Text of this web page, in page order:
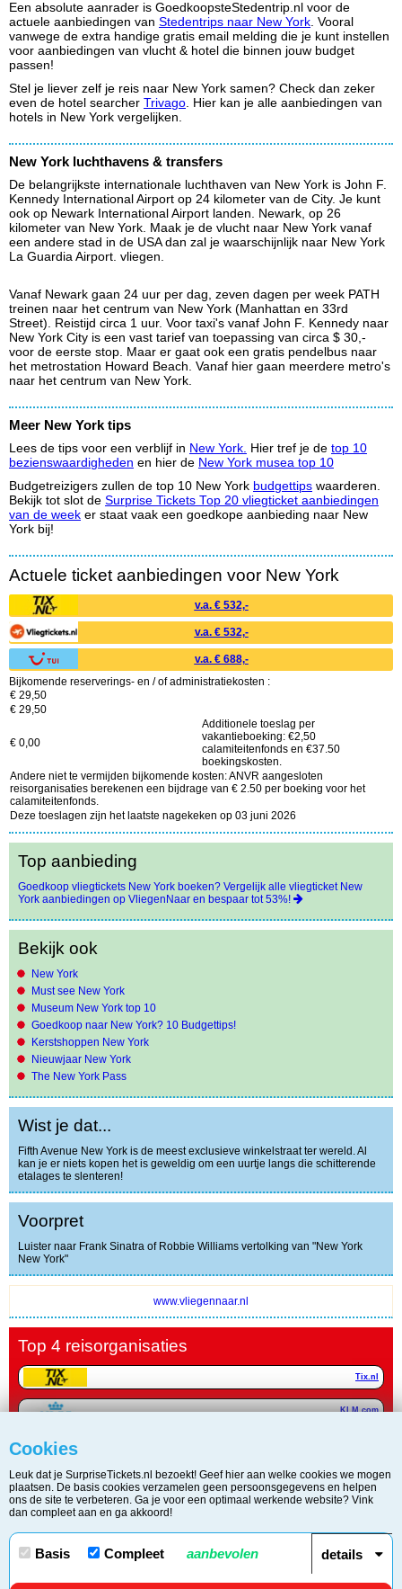
Top aanbieding
Goedkoop vliegtickets New York boeken? Vergelijk alle vliegticket New
York aanbiedingen op VliegenNaar en bespaar tot 53%!
Bekijk ook
New York
Must see New York
Museum New York top 10
Goedkoop naar New York? 10 Budgettips!
Kerstshoppen New York
Nieuwjaar New York
The New York Pass
Wist je dat...
Fifth Avenue New York is de meest exclusieve winkelstraat ter wereld. Al
kan je er niets kopen het is geweldig om een uurtje langs die schitterende
etalages te slenteren!
Voorpret
Luister naar Frank Sinatra of Robbie Williams vertolking van "New York
New York"
Een absolute aanrader is GoedkoopsteStedentrip.nl voor de
actuele aanbiedingen van Stedentrips naar New York. Vooral
vanwege de extra handige gratis email melding die je kunt instellen
voor aanbiedingen van vlucht & hotel die binnen jouw budget
passen!
Stel je liever zelf je reis naar New York samen? Check dan zeker
even de hotel searcher Trivago. Hier kan je alle aanbiedingen van
hotels in New York vergelijken.
New York luchthavens & transfers
De belangrijkste internationale luchthaven van New York is John F.
Kennedy International Airport op 24 kilometer van de City. Je kunt
ook op Newark International Airport landen. Newark, op 26
kilometer van New York. Maak je de vlucht naar New York vanaf
een andere stad in de USA dan zal je waarschijnlijk naar New York
La Guardia Airport. vliegen.
Vanaf Newark gaan 24 uur per dag, zeven dagen per week PATH
treinen naar het centrum van New York (Manhattan en 33rd
Street). Reistijd circa 1 uur. Voor taxi's vanaf John F. Kennedy naar
New York City is een vast tarief van toepassing van circa $ 30,-
voor de eerste stop. Maar er gaat ook een gratis pendelbus naar
het metrostation Howard Beach. Vanaf hier gaan meerdere metro's
naar het centrum van New York.
Meer New York tips
Lees de tips voor een verblijf in New York. Hier tref je de top 10
bezienswaardigheden en hier de New York musea top 10
Budgetreizigers zullen de top 10 New York budgettips waarderen.
Bekijk tot slot de Surprise Tickets Top 20 vliegticket aanbiedingen
van de week er staat vaak een goedkope aanbieding naar New
York bij!
Actuele ticket aanbiedingen voor New York
v.a. € 532,-
v.a. € 532,-
v.a. € 688,-
Bijkomende reserverings- en / of administratiekosten :
€ 29,50
€ 29,50
€ 0,00
Additionele toeslag per
vakantieboeking: €2,50
calamiteitenfonds en €37.50
boekingskosten.
Andere niet te vermijden bijkomende kosten: ANVR aangesloten
reisorganisaties berekenen een bijdrage van € 2.50 per boeking voor het
calamiteitenfonds.
Deze toeslagen zijn het laatste nagekeken op 03 juni 2026
www.vliegennaar.nl
Top 4 reisorganisaties
Tix.nl
KLM.com
Vliegennaar.nl
Copyright © 2006 - 2026 Surprise Tickets / KvK 34266440 | BTW
817598479.B01
Cookies
Leuk dat je SurpriseTickets.nl bezoekt! Geef hier aan welke cookies we mogen
plaatsen. De basis cookies verzamelen geen persoonsgegevens en helpen
ons de site te verbeteren. Ga je voor een optimaal werkende website? Vink
dan compleet aan en ga akkoord!
Basis Compleet aanbevolen details